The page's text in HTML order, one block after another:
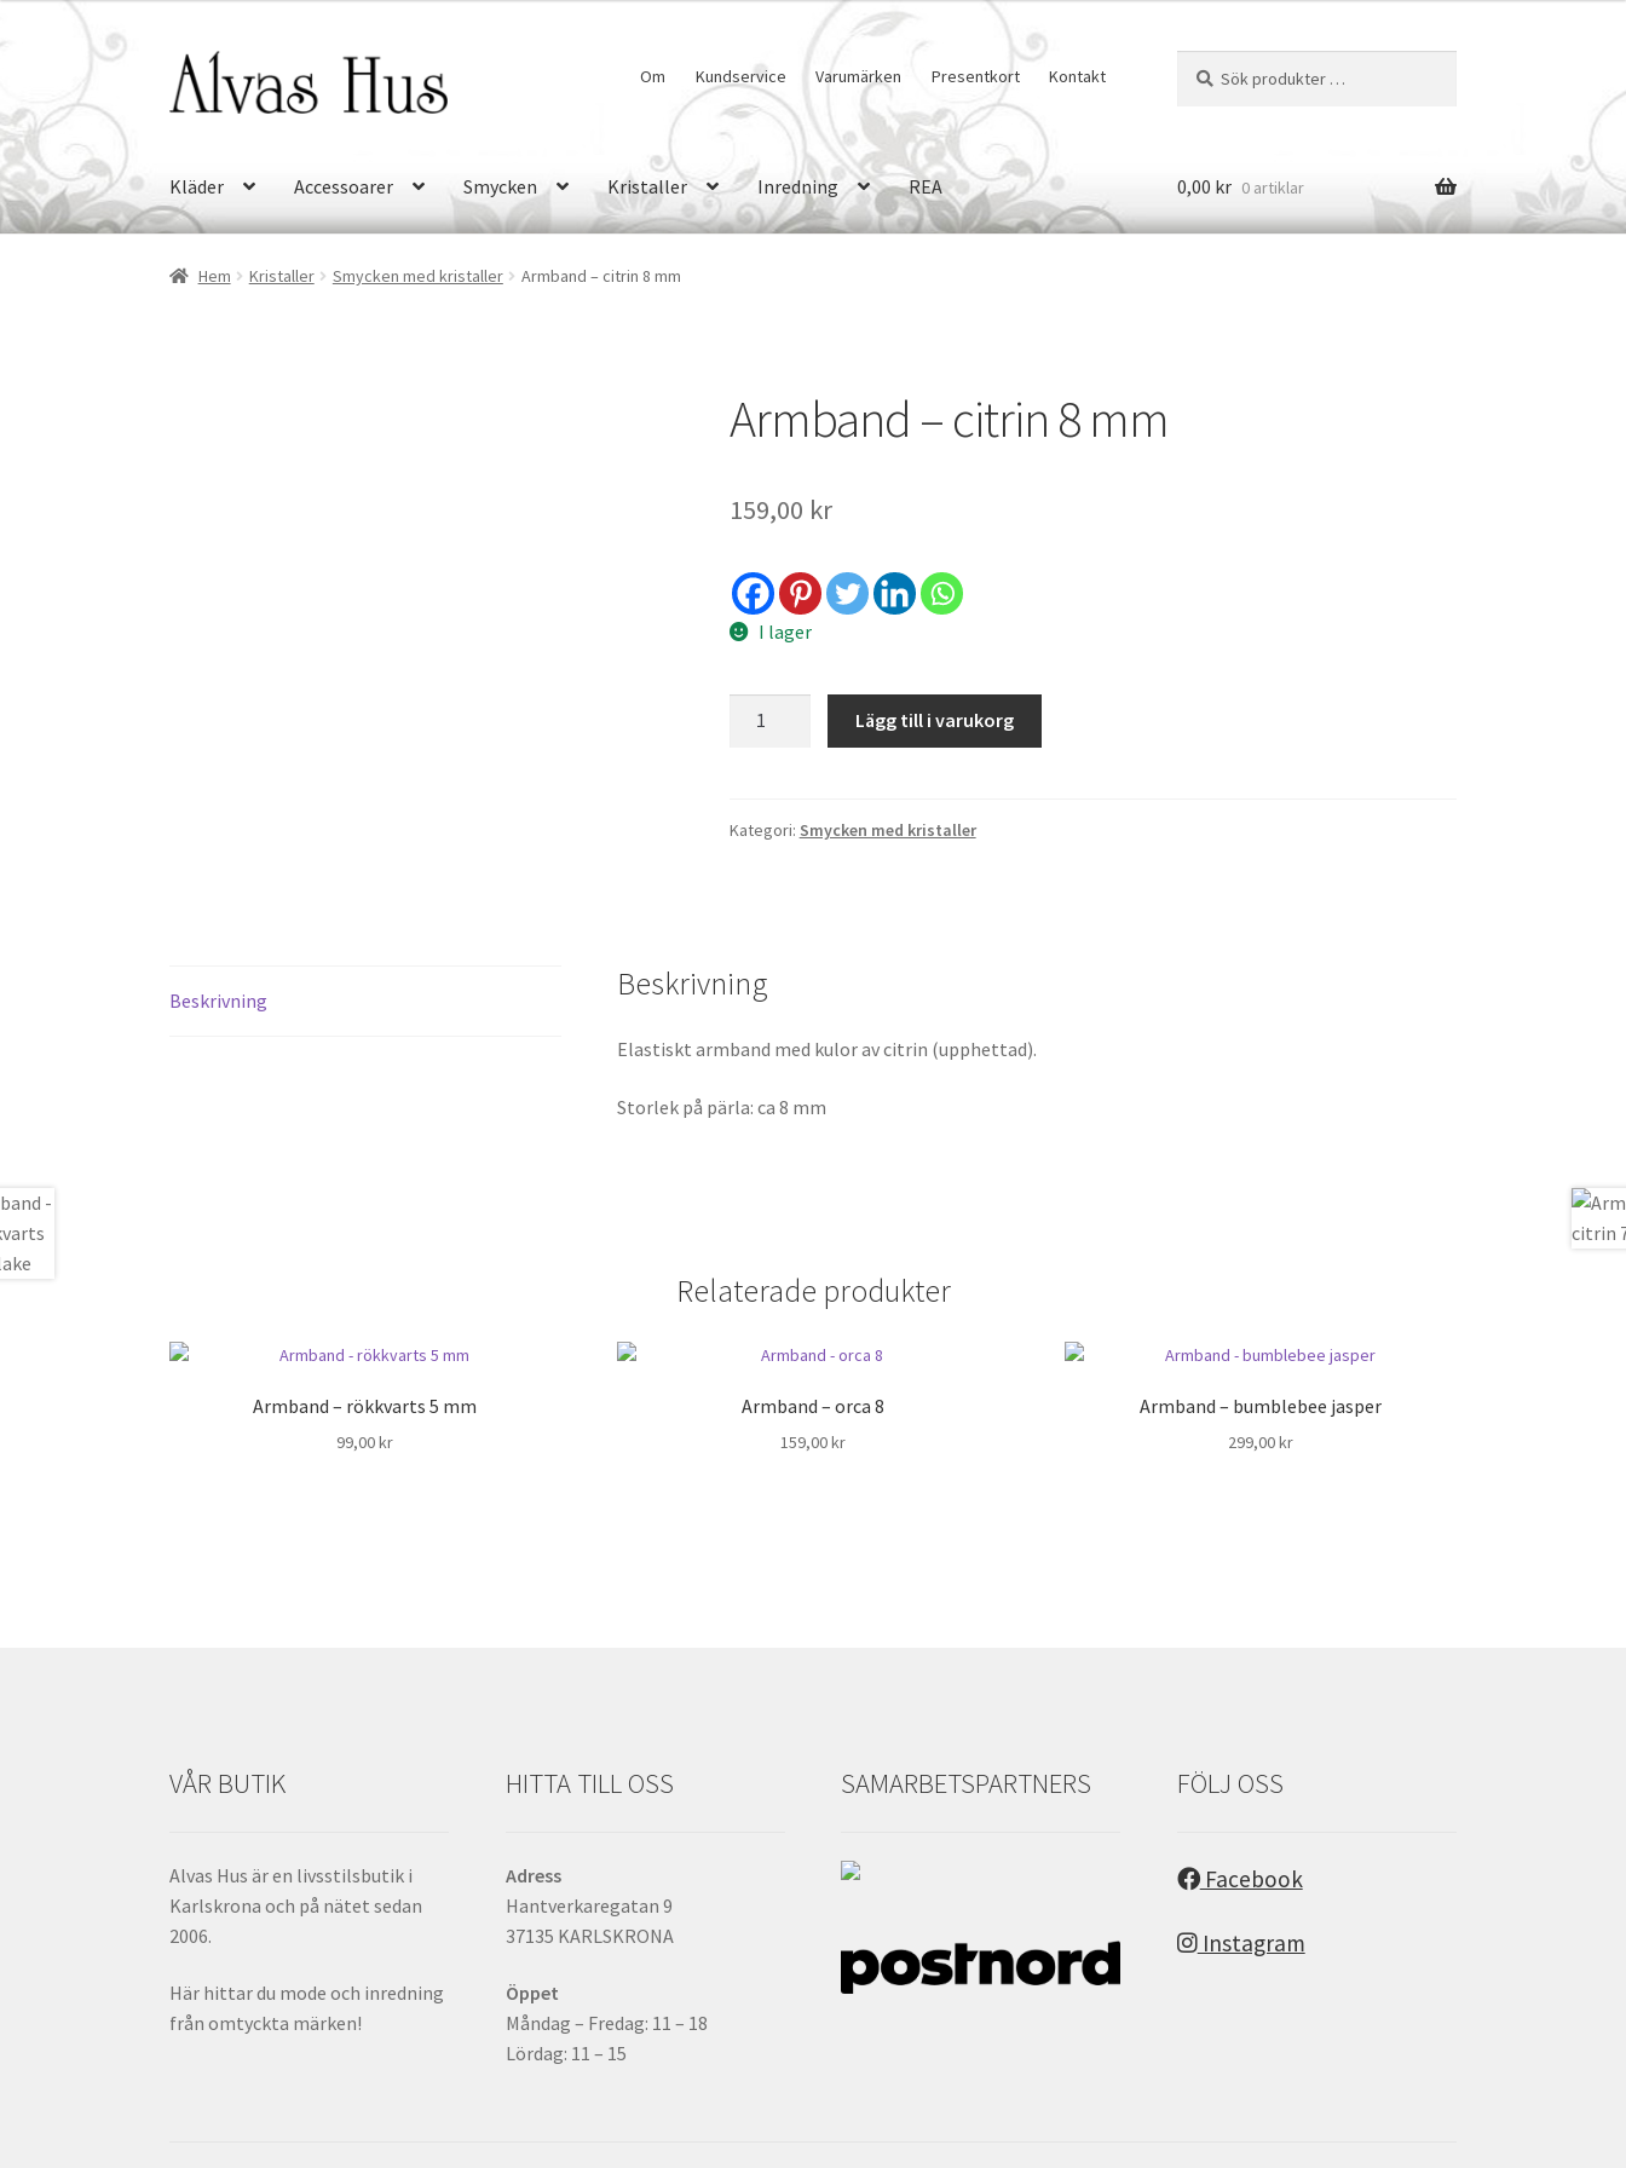
Hoppa
till
Hoppa
till
Om Kundservice Varumärken Presentkort Kontakt
efter:
Kläder Accessoarer Smycken Kristaller Inredning REA 0,00 kr 0 artiklar
Hem Kristaller Smycken med kristaller Armband – citrin 8 mm
Armband – citrin 8 mm
159,00 kr
I lager
mm
Lägg till i varukorg
Kategori: Smycken med kristaller
Beskrivning Beskrivning
Elastiskt armband med kulor av citrin (upphettad).
Storlek på pärla: ca 8 mm
Relaterade produkter
Armband – rökkvarts 5 mm
99,00kr
Armband – orca 8
159,00kr
Armband – bumblebee jasper
299,00kr
VÅR BUTIK
Alvas Hus är en livsstilsbutik i
Karlskrona och på nätet sedan
2006.
Här hittar du mode och inredning
från omtyckta märken!
HITTA TILL OSS
Adress
Hantverkaregatan 9
37135 KARLSKRONA
Öppet
Måndag – Fredag: 11 – 18
Lördag: 11 – 15
SAMARBETSPARTNERS FÖLJ OSS
Facebook
Instagram